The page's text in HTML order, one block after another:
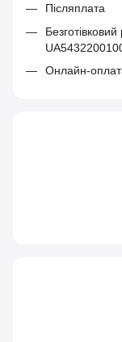
Післяплата
Онлайн-